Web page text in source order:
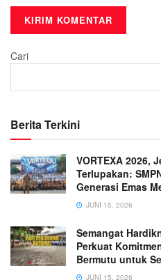
Cari
Berita Terkini
VORTEXA 2026,
Terlupakan:
Generasi Emas
JUNI 15, 2026
Semangat
Perkuat
Bermutu untuk
JUNI 15, 2026